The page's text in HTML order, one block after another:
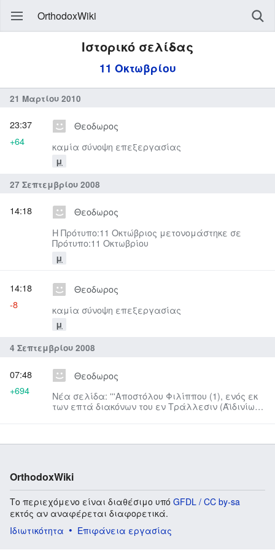
OrthodoxWiki
Ιστορικό σελίδας
11 Οκτωβρίου
21 Μαρτίου 2010
Θεοδωρος
καμία σύνοψη επεξεργασίας
μ
23:37
+64
27 Σεπτεμβρίου 2008
Θεοδωρος
Η Πρότυπο:11 Οκτώβριος μετονομάστηκε σε
Πρότυπο:11 Οκτωβρίου
μ
14:18
Θεοδωρος
καμία σύνοψη επεξεργασίας
μ
14:18
-8
4 Σεπτεμβρίου 2008
Θεοδωρος
Νέα σελίδα: '''Αποστόλου Φιλίππου (1), ενός εκ
των επτά διακόνων του εν Τράλλεσιν (Άϊδινίω )
07:48
+694
OrthodoxWiki
Το περιεχόμενο είναι διαθέσιμο υπό GFDL / CC by-sa
εκτός αν αναφέρεται διαφορετικά.
Ιδιωτικότητα
Επιφάνεια εργασίας